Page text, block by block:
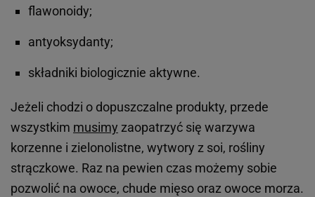
flawonoidy;
antyoksydanty;
składniki biologicznie aktywne.
Jeżeli chodzi o dopuszczalne produkty, przede
wszystkim musimy zaopatrzyć się warzywa
korzenne i zielonolistne, wytwory z soi, rośliny
strączkowe. Raz na pewien czas możemy sobie
pozwolić na owoce, chude mięso oraz owoce morza.